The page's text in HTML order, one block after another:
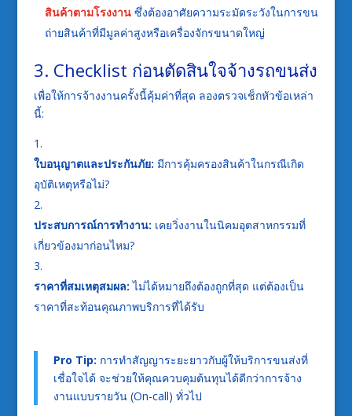
สินค้าตามโรงงานซึ่งต้องอาศัยความระมัดระวังในการขน
ถ่ายสินค้าที่มีมูลค่าสูงหรือเครื่องจักรขนาดใหญ่
3. Checklist ก่อนตัดสินใจจ้างรถขนส่ง
เพื่อให้การจ้างงานครั้งนี้คุ้มค่าที่สุด ลองตรวจเช็กหัวข้อเหล่า
นี้:
ใบอนุญาตและประกันภัย: มีการคุ้มครองสินค้าในกรณีเกิด
อุบัติเหตุหรือไม่?
ประสบการณ์การทำงาน: เคยวิ่งงานในนิคมอุตสาหกรรมที่
เกี่ยวข้องมาก่อนไหม?
ราคาที่สมเหตุสมผล: ไม่ได้หมายถึงต้องถูกที่สุด แต่ต้องเป็น
ราคาที่สะท้อนคุณภาพบริการที่ได้รับ
Pro Tip: การทำสัญญาระยะยาวกับผู้ให้บริการขนส่งที่
เชื่อใจได้ จะช่วยให้คุณควบคุมต้นทุนได้ดีกว่าการจ้าง
งานแบบรายวัน (On-call) ทั่วไป